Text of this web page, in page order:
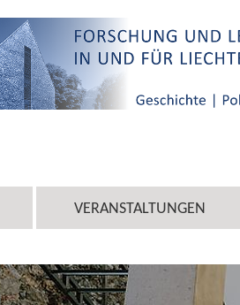
VERANSTALTUNGEN